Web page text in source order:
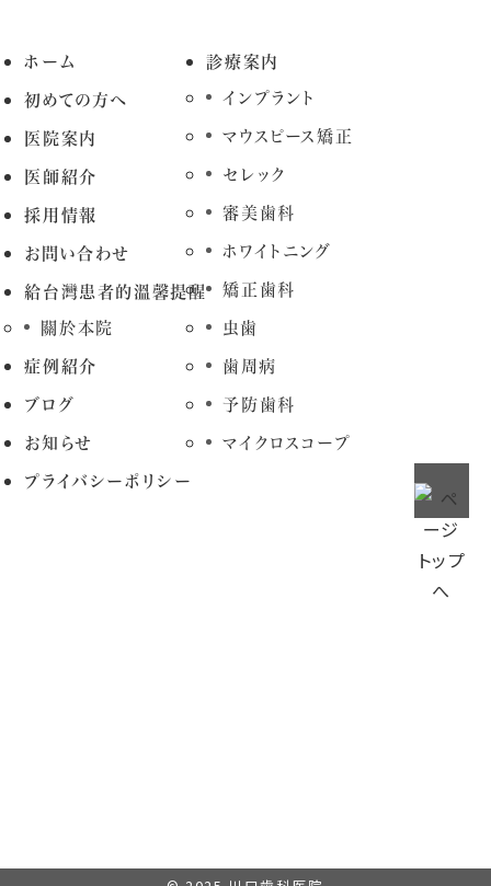
ホーム
初めての方へ
医院案内
医師紹介
採用情報
お問い合わせ
給台灣患者的溫馨提醒
關於本院
症例紹介
ブログ
お知らせ
プライバシーポリシー
診療案内
インプラント
マウスピース矯正
セレック
審美歯科
ホワイトニング
矯正歯科
虫歯
歯周病
予防歯科
マイクロスコープ